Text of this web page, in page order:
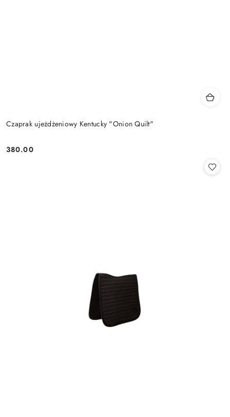
Czaprak ujeżdżeniowy Kentucky "Onion Quilt"
Cena:
380.00